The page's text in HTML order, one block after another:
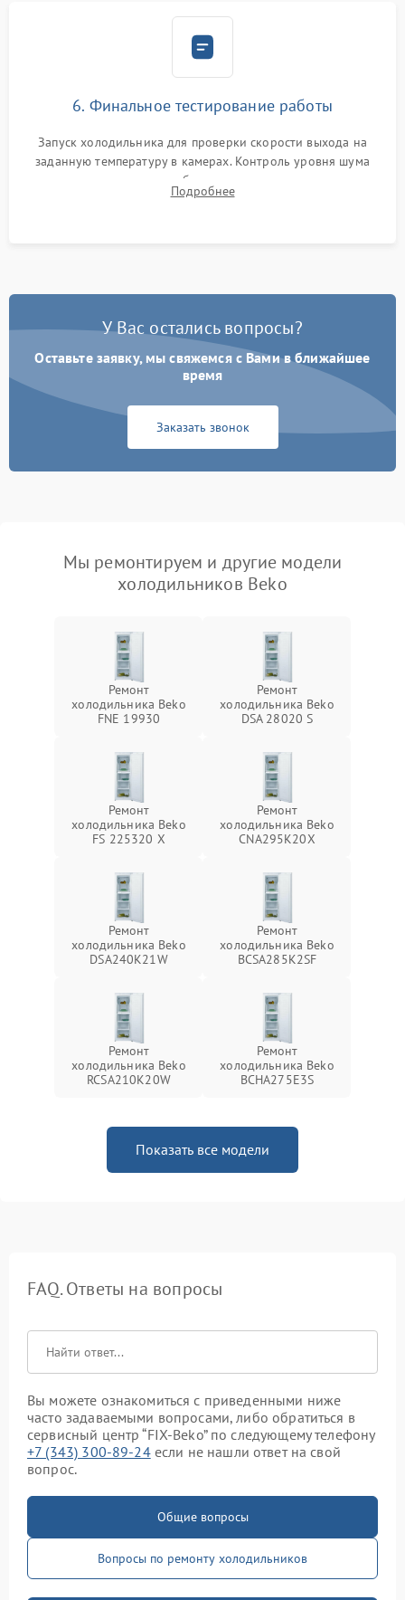
6. Финальное тестирование работы
Запуск холодильника для проверки скорости выхода на
заданную температуру в камерах. Контроль уровня шума
компрессора, отсутствия обмерзания стенок и корректного
срабатывания системы автоматической оттайки.
Подробнее
У Вас остались вопросы?
Оставьте заявку, мы свяжемся с Вами в ближайшее
время
Заказать звонок
Мы ремонтируем и другие модели
холодильников Beko
Ремонт
холодильника Beko
FNE 19930
Ремонт
холодильника Beko
DSA 28020 S
Ремонт
холодильника Beko
FS 225320 X
Ремонт
холодильника Beko
CNA295K20X
Ремонт
холодильника Beko
DSA240K21W
Ремонт
холодильника Beko
BCSA285K2SF
Ремонт
холодильника Beko
RCSA210K20W
Ремонт
холодильника Beko
BCHA275E3S
Показать все модели
FAQ. Ответы на вопросы
Вы можете ознакомиться с приведенными ниже
часто задаваемыми вопросами, либо обратиться в
сервисный центр “FIX-Beko” по следующему телефону
+7 (343) 300-89-24если не нашли ответ на свой
вопрос.
Общие вопросы
Вопросы по ремонту холодильников